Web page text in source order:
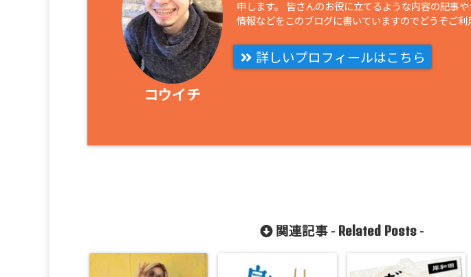
コウイチ
申します。 皆さんのお役に立てるような内容の記事
情報などをこのブログに書いていますのでどうぞご利
詳しいプロフィールはこちら
関連記事 - Related Posts-